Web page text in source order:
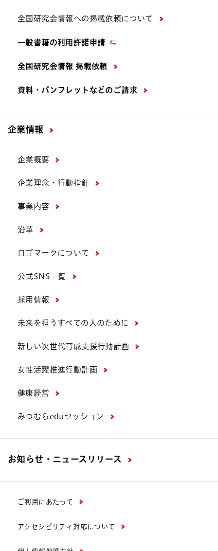
全国研究会情報への掲載依頼について
一般書籍の利用許諾申請
全国研究会情報 掲載依頼
資料・パンフレットなどの ご請求
企業情報
企業概要
企業理念・行動指針
事業内容
沿革
ロゴマークについて
公式SNS一覧
採用情報
未来を担うすべての人のために
新しい次世代育成支援行動計画
女性活躍推進行動計画
健康経営
みつむらeduセッション
お知らせ・ニュースリリース
ご利用にあたって
アクセシビリティ対応について